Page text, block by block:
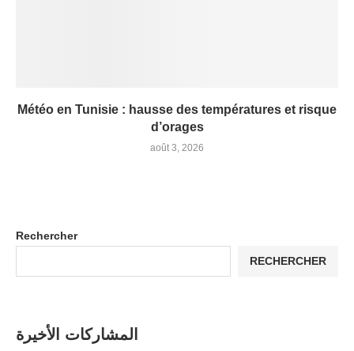
Météo en Tunisie : hausse des températures et risque
d’orages
août 3, 2026
Rechercher
RECHERCHER
المشاركات الأخيرة